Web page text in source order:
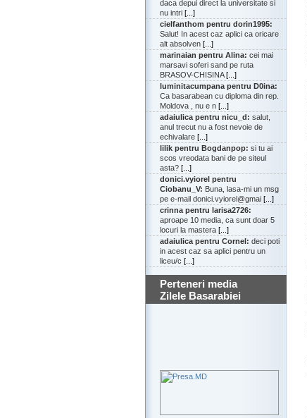
daca depui direct la universitate si
nu intri [...]
cielfanthom pentru dorin1995:
Salut! In acest caz aplici ca oricare
alt absolven [...]
marinaian pentru Alina: cei mai
marsavi soferi sand pe ruta
BRASOV-CHISINA[...]
luminitacumpana pentru D0ina:
Ca basarabean cu diploma din rep.
Moldova , nu e n [...]
adaiulica pentru nicu_d: salut,
anul trecut nu a fost nevoie de
echivalare [...]
lilik pentru Bogdanpop: si tu ai
scos vreodata bani de pe siteul
asta? [...]
donici.vyiorel pentru
Ciobanu_V: Buna, lasa-mi un msg
pe e-mail donici.vyiorel@gmai [...]
crinna pentru larisa2726:
aproape 10 media, ca sunt doar 5
locuri la mastera [...]
adaiulica pentru Cornel: deci poti
in acest caz sa aplici pentru un
liceu/c [...]
Perteneri media
Zilele Basarabiei